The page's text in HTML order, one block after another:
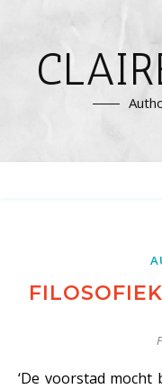
‘De voorstad mocht branden, op het gazon werd niet